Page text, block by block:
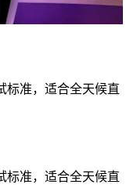
标准，适合全天候直
标准，适合全天候直